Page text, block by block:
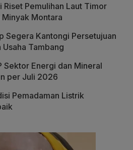
Riset Pemulihan Laut Timor
Montara
Segera Kantongi Persetujuan
Tambang
Sektor Energi dan Mineral
per Juli 2026
Pemadaman Listrik